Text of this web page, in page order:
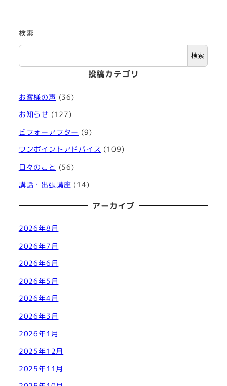
検索
検索
投稿カテゴリ
お客様の声 (36)
お知らせ (127)
ビフォーアフター (9)
ワンポイントアドバイス (109)
日々のこと (56)
講話・出張講座 (14)
アーカイブ
2026年8月
2026年7月
2026年6月
2026年5月
2026年4月
2026年3月
2026年1月
2025年12月
2025年11月